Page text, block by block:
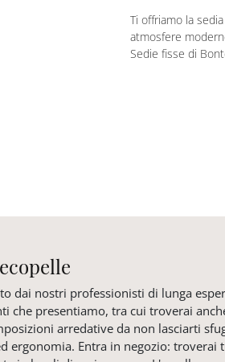
Ti offriamo la
atmosfere
Sedie fisse di
dai nostri professionisti di lunga
che presentiamo, tra cui troverai
arredative da non lasciarti
ergonomia. Entra in negozio: